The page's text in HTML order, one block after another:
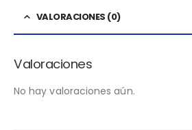
VALORACIONES (0)
Valoraciones
No hay valoraciones aún.